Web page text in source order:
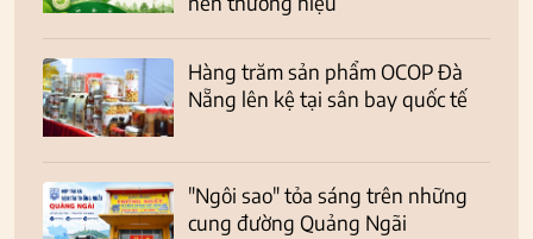
Hàng trăm sản phẩm OCOP Đà
Nẵng lên kệ tại sân bay quốc tế
"Ngôi sao" tỏa sáng trên những
cung đường Quảng Ngãi